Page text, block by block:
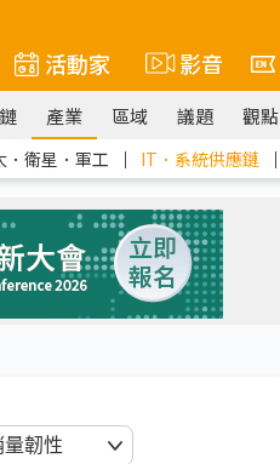
活動家 影音
產業 區域 議題 觀點
．衛星．軍工 ｜ IT．系統供應鏈 ｜